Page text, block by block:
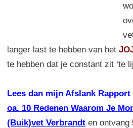
langer last te hebben van het
te hebben dat je constant zit ‘te
Lees dan mijn Afslank
oa. 10 Redenen Waarom Je
(Buik)vet Verbrandt en ontvang